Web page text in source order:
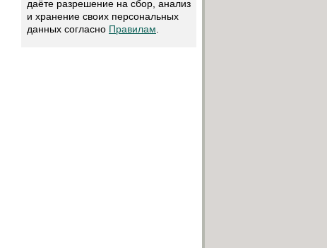
даёте разрешение на сбор, анализ
и хранение своих персональных
данных согласно Правилам